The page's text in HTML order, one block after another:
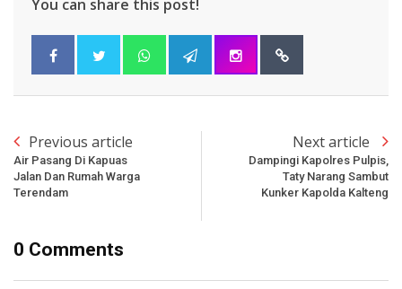
You can share this post!
Previous article
Air Pasang Di Kapuas
Jalan Dan Rumah Warga
Terendam
Next article
Dampingi Kapolres Pulpis,
Taty Narang Sambut
Kunker Kapolda Kalteng
0 Comments